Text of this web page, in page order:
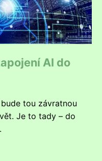
AI do
tou závratnou
Je to tady – do